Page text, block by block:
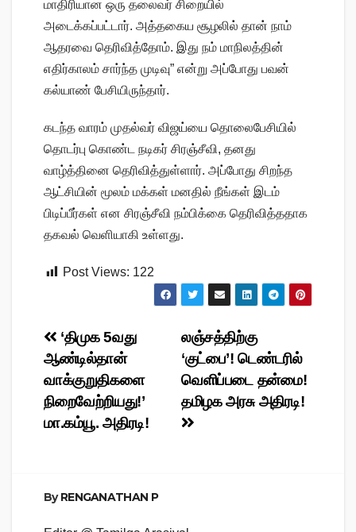
மாதிரியான ஒரு தலைவர் சிறையில்
அடைக்கப்பட்டார். அத்தகைய சூழலில் தான் நாம்
ஆதரவை தெரிவித்தோம். இது நம் மாநிலத்தின்
எதிர்காலம் சார்ந்த முடிவு” என்று அப்போது பவன்
கல்யாண் பேசியிருந்தார்.
கடந்த வாரம் முதல்வர் விஜய்யை தொலைபேசியில்
தொடர்பு கொண்ட நடிகர் சிரஞ்சீவி, தனது
வாழ்த்தினை தெரிவித்துள்ளார். அப்போது சிறந்த
ஆட்சியின் மூலம் மக்கள் மனதில் நீங்கள் இடம்
பிடிப்பீர்கள் என சிரஞ்சீவி நம்பிக்கை தெரிவித்ததாக
தகவல் வெளியாகி உள்ளது.
Post Views: 122
Post
navigation
லஞ்சத்திற்கு
‘குட்பை’! டெண்டரில்
வெளிப்படை தன்மை!
தமிழக அரசு அதிரடி!
‘திமுக 5வது
ஆண்டில்தான்
வாக்குறுதிகளை
நிறைவேற்றியது!’
மா.கம்யூ. அதிரடி!
ByRENGANATHAN P